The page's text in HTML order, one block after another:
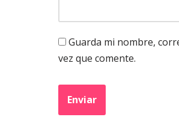
Guarda mi nombre,
vez que comente.